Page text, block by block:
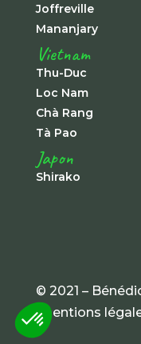
Joffreville
Mananjary
Vietnam
Thu-Duc
Loc Nam
Chà Rang
Tà Pao
Japon
Shirako
© 2021 –
mentions